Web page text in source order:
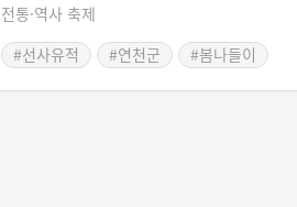
그램을 통해 관람객이 직접 손으로 만져보는 체
라지는데, ‘구석기 공연마당, 장터마당, 구석기
전통·역사 축제
#선사유적
#연천군
#봄나들이